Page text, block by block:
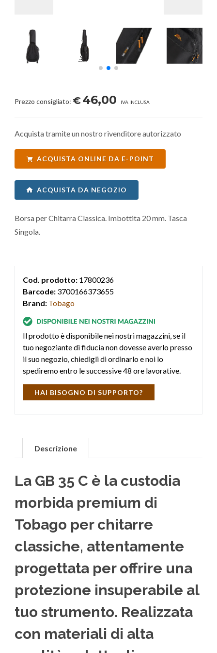
Prezzo consigliato: €46,00 IVA INCLUSA
Acquista tramite un nostro rivenditore autorizzato
ACQUISTA ONLINE DA E-POINT
ACQUISTA DA NEGOZIO
Borsa per Chitarra Classica. Imbottita 20 mm. Tasca
Singola.
Cod. prodotto: 17800236
Barcode: 3700166373655
Brand: Tobago
Il prodotto è disponibile nei nostri magazzini, se il
tuo negoziante di fiducia non dovesse averlo presso
il suo negozio, chiedigli di ordinarlo e noi lo
spediremo entro le successive 48 ore lavorative.
HAI BISOGNO DI SUPPORTO?
Descrizione
La GB 35 C è la custodia
morbida premium di
Tobago per chitarre
classiche, attentamente
progettata per offrire una
protezione insuperabile al
tuo strumento. Realizzata
con materiali di alta